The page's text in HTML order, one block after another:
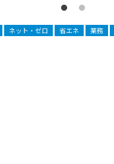
ネット・ゼロ 省エネ 業務